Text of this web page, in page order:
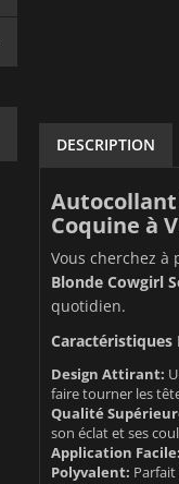
DESCRIPTION
Autocollant
Coquine à
Vous cherchez à
Blonde Cowgirl
quotidien.
Caractéristiques
Design Attirant:
faire tourner les
Qualité
son éclat et ses
Application Facile:
Polyvalent: